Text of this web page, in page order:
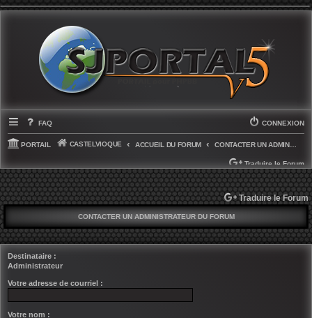
FAQ CONNEXION
PORTAIL CASTELVIOQUE ACCUEIL DU FORUM CONTACTER UN ADMINISTRATEUR DU FORUM
Traduire le Forum
Traduire le Forum
CONTACTER UN ADMINISTRATEUR DU FORUM
Destinataire :
Administrateur
Votre adresse de courriel :
Votre nom :